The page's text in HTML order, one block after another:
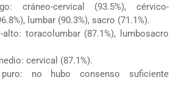
cráneo-cervical (93.5%), cérvico-
lumbar (90.3%), sacro (71.1%).
alto: toracolumbar (87.1%), lumbosacro
cervical (87.1%).
no hubo consenso suficiente